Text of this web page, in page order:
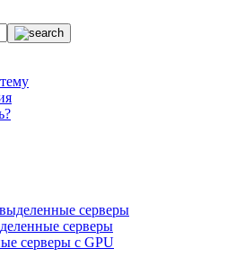
серверы
серверы
серверы с GPU